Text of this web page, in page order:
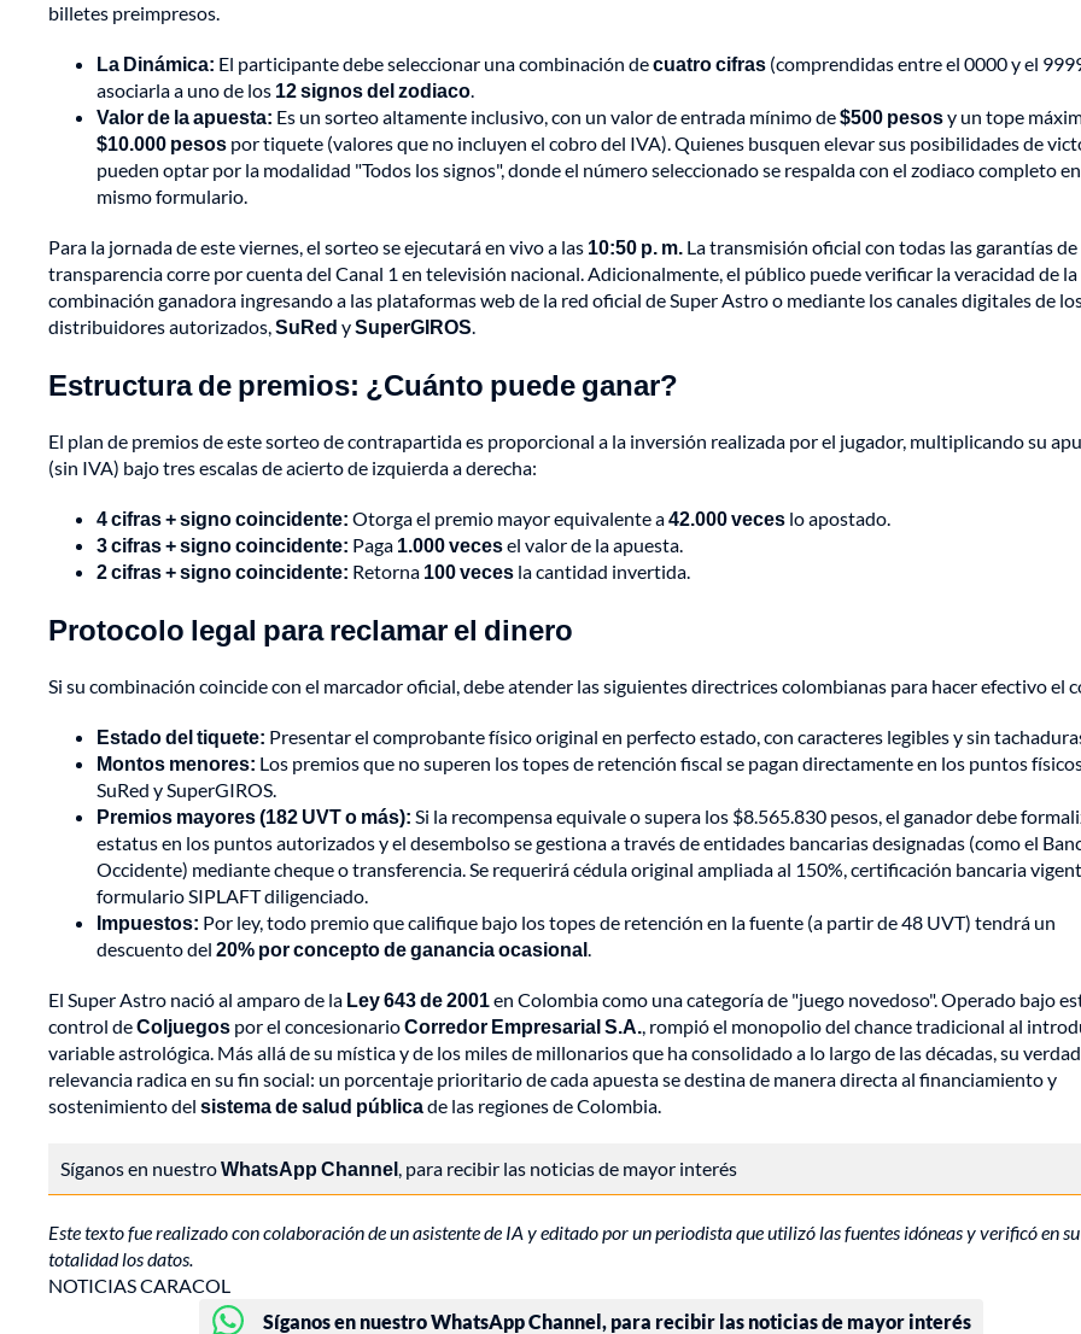
billetes preimpresos.
La Dinámica: El participante debe seleccionar una combinación decuatro cifras (comprendidas entre el 0000 y el
asociarla a uno de los 12 signos del zodiaco.
Valor de la apuesta: Es un sorteo altamente inclusivo, con un valor de entrada mínimo de$500 pesosy un tope
$10.000 pesos por tiquete (valores que no incluyen el cobro del IVA). Quienes busquen elevar sus posibilidades de
pueden optar por la modalidad "Todos los signos", donde el número seleccionado se respalda con el zodiaco completo
mismo formulario.
Para la jornada de este viernes, el sorteo se ejecutará en vivo a las 10:50 p. m. La transmisión oficial con todas las garantías de
transparencia corre por cuenta del Canal 1 en televisión nacional. Adicionalmente, el público puede verificar la veracidad de la
combinación ganadora ingresando a las plataformas web de la red oficial de Super Astro o mediante los canales digitales de
distribuidores autorizados,SuRed ySuperGIROS.
Estructura de premios: ¿Cuánto puede ganar?
El plan de premios de este sorteo de contrapartida es proporcional a la inversión realizada por el jugador, multiplicando su
(sin IVA) bajo tres escalas de acierto de izquierda a derecha:
4 cifras + signo coincidente: Otorga el premio mayor equivalente a42.000 veces lo apostado.
3 cifras + signo coincidente: Paga 1.000 vecesel valor de la apuesta.
2 cifras + signo coincidente: Retorna 100 veces la cantidad invertida.
Protocolo legal para reclamar el dinero
Si su combinación coincide con el marcador oficial, debe atender las siguientes directrices colombianas para hacer efectivo el
Estado del tiquete: Presentar el comprobante físico original en perfecto estado, con caracteres legibles y sin
Montos menores: Los premios que no superen los topes de retención fiscal se pagan directamente en los puntos
SuRed y SuperGIROS.
Premios mayores (182 UVT o más): Si la recompensa equivale o supera los $8.565.830 pesos, el ganador debe
estatus en los puntos autorizados y el desembolso se gestiona a través de entidades bancarias designadas (como el
Occidente) mediante cheque o transferencia. Se requerirá cédula original ampliada al 150%, certificación bancaria
formulario SIPLAFT diligenciado.
Impuestos: Por ley, todo premio que califique bajo los topes de retención en la fuente (a partir de 48 UVT) tendrá un
descuento del 20% por concepto de ganancia ocasional.
El Super Astro nació al amparo de la Ley 643 de 2001en Colombia como una categoría de "juego novedoso". Operado bajo
control deColjuegos por el concesionarioCorredor Empresarial S.A., rompió el monopolio del chance tradicional al
variable astrológica. Más allá de su mística y de los miles de millonarios que ha consolidado a lo largo de las décadas, su
relevancia radica en su fin social: un porcentaje prioritario de cada apuesta se destina de manera directa al financiamiento y
sostenimiento del sistema de salud públicade las regiones de Colombia.
Síganos en nuestroWhatsApp Channel, para recibir las noticias de mayor interés
Este texto fue realizado con colaboración de un asistente de IA y editado por un periodista que utilizó las fuentes idóneas y verificó en su
totalidad los datos.
NOTICIAS CARACOL
Síganos en nuestro WhatsApp Channel, para recibir las noticias de mayor interés